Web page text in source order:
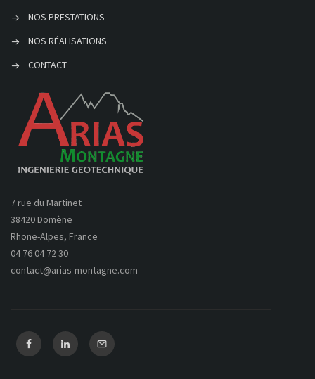
NOS PRESTATIONS
NOS RÉALISATIONS
CONTACT
7 rue du Martinet
38420 Domène
Rhone-Alpes, France
04 76 04 72 30
contact@arias-montagne.com